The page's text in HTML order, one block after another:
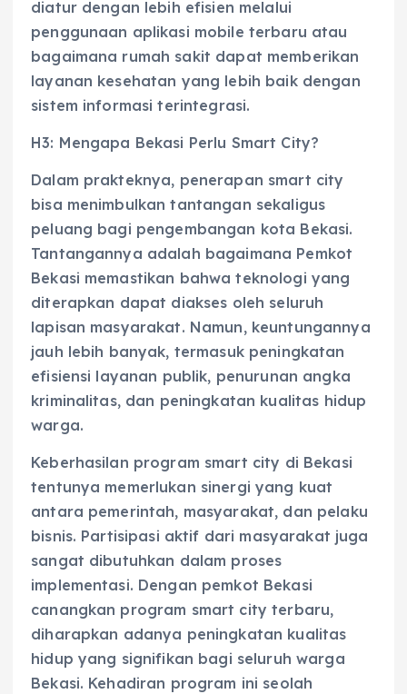
diatur dengan lebih efisien melalui
penggunaan aplikasi mobile terbaru atau
bagaimana rumah sakit dapat memberikan
layanan kesehatan yang lebih baik dengan
sistem informasi terintegrasi.
H3: Mengapa Bekasi Perlu Smart City?
Dalam prakteknya, penerapan smart city
bisa menimbulkan tantangan sekaligus
peluang bagi pengembangan kota Bekasi.
Tantangannya adalah bagaimana Pemkot
Bekasi memastikan bahwa teknologi yang
diterapkan dapat diakses oleh seluruh
lapisan masyarakat. Namun, keuntungannya
jauh lebih banyak, termasuk peningkatan
efisiensi layanan publik, penurunan angka
kriminalitas, dan peningkatan kualitas hidup
warga.
Keberhasilan program smart city di Bekasi
tentunya memerlukan sinergi yang kuat
antara pemerintah, masyarakat, dan pelaku
bisnis. Partisipasi aktif dari masyarakat juga
sangat dibutuhkan dalam proses
implementasi. Dengan pemkot Bekasi
canangkan program smart city terbaru,
diharapkan adanya peningkatan kualitas
hidup yang signifikan bagi seluruh warga
Bekasi. Kehadiran program ini seolah